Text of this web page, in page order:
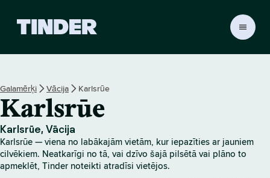
r
s
ā
u
m
l
Galamērķi Vācija Karlsrūe
Karlsrūe
Karlsrūe, Vācija
Karlsrūe — viena no labākajām vietām, kur iepazīties ar jauniem
cilvēkiem. Neatkarīgi no tā, vai dzīvo šajā pilsētā vai plāno to
apmeklēt, Tinder noteikti atradīsi vietējos.